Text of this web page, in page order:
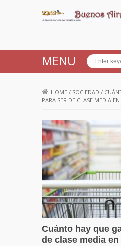
MENU
HOME / SOCIEDAD /
PARA SER DE CLASE MEDIA
Cuánto hay que
de clase media